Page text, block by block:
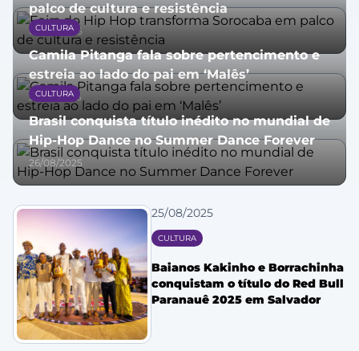
palco de cultura e resistência
02/09/2025
CULTURA
Camila Pitanga fala sobre pertencimento e
estreia ao lado do pai em ‘Malês’
27/08/2025
CULTURA
Brasil conquista título inédito no mundial de
Hip-Hop Dance no Summer Dance Forever
26/08/2025
25/08/2025
CULTURA
Baianos Kakinho e Borrachinha
conquistam o título do Red Bull
Paranauê 2025 em Salvador